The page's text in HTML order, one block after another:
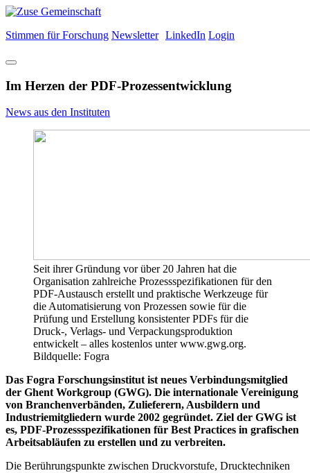
Stimmen für Forschung Newsletter LinkedIn Login
Im Herzen der PDF-Prozessentwicklung
News aus den Instituten
Seit ihrer Gründung vor über 20 Jahren hat die
Organisation zahlreiche Prozessspezifikationen für den
PDF-Austausch erstellt und praktische Werkzeuge für
die Automatisierung von Prozessen sowie für die
Prüfung und Erstellung konsistenter PDFs für die
Druck-, Verlags- und Verpackungsproduktion
entwickelt – alles kostenlos unter www.gwg.org.
Bildquelle: Fogra
Das Fogra Forschungsinstitut ist neues Verbindungsmitglied
der Ghent Workgroup (GWG). Die internationale Vereinigung
von Branchenverbänden, Zulieferern, Ausbildern und
Industriemitgliedern wurde 2002 gegründet. Ziel der GWG ist
es, PDF-Prozessspezifikationen für Best Practices in grafischen
Arbeitsabläufen zu erstellen und zu verbreiten.
Die Berührungspunkte zwischen Druckvorstufe, Drucktechniken